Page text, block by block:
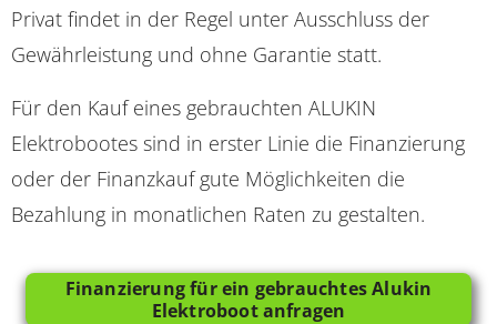
Privat findet in der Regel unter Ausschluss der
Gewährleistung und ohne Garantie statt.
Für den Kauf eines gebrauchten ALUKIN
Elektrobootes sind in erster Linie die Finanzierung
oder der Finanzkauf gute Möglichkeiten die
Bezahlung in monatlichen Raten zu gestalten.
Finanzierung für ein gebrauchtes Alukin
Elektroboot anfragen